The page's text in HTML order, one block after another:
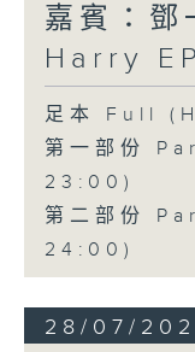
嘉賓：鄧
Harry
足本 Full
第一部份
23:00)
第二部份
24:00)
28/07/